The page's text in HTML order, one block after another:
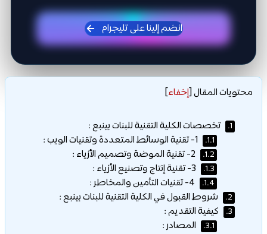
انضم إلينا على تليجرام
محتويات المقال[إخفاء]
1. تخصصات الكلية التقنية للبنات بينبع :
1.1.
1.2.
1.3.
1.4.
2. شروط القبول في الكلية التقنية للبنات بينبع :
3. كيفية التقديم :
3.1. المصادر :